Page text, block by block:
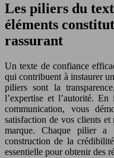
Les piliers du
éléments
rassurant
Un texte de confiance
qui contribuent à instaurer
piliers sont la
l’expertise et l’autorité.
communication, vous
satisfaction de vos clients
marque. Chaque pilier
construction de la
essentielle pour obtenir des